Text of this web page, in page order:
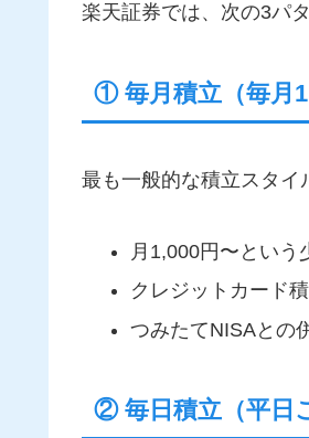
楽天証券では、次の3パ
① 毎月積立（毎月1
最も一般的な積立スタイ
月1,000円〜という
クレジットカード
つみたてNISAとの
② 毎日積立（平日